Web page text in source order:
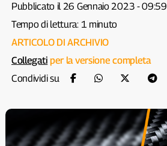
Pubblicato il 26 Gennaio 2023 - 09:59
Tempo di lettura: 1 minuto
ARTICOLO DI ARCHIVIO
Collegati per la versione completa
Condividi su